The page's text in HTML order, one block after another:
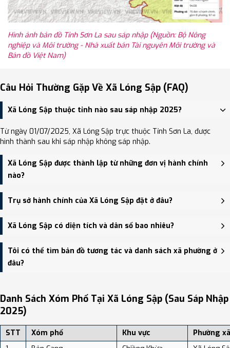
Hình ảnh bản đồ Tỉnh Sơn La sau sáp nhập (Nguồn: Bộ Nông
nghiệp và Môi trường - Nhà xuất bản Tài nguyên Môi trường và
Bản đồ Việt Nam)
Câu Hỏi Thường Gặp Về Xã Lóng Sập (FAQ)
Xã Lóng Sập thuộc tỉnh nào sau sáp nhập 2025?
Từ ngày 01/07/2025, Xã Lóng Sập trực thuộc Tỉnh Sơn La, được
hình thành sau khi sáp nhập không sáp nhập.
Xã Lóng Sập được thành lập từ những đơn vị hành chính
nào?
Xã Lóng Sập được thành lập trên cơ sở sáp nhập Xã Chiềng Khừa,
Xã Lóng Sập.
Trụ sở hành chính của Xã Lóng Sập đặt ở đâu?
Trụ sở hành chính mới của Xã Lóng Sập đặt tại đang cập nhật -
trung tâm khu vực thuận tiện giao thông.
Xã Lóng Sập có diện tích và dân số bao nhiêu?
Xã Lóng Sập có Diện tích: 211.30 km², Dân số: 9,629 người, Mật độ
dân số: Khoảng 45.57 người/km²
Tôi có thể tìm bản đồ tương tác và danh sách xã phường ở
đâu?
địa điểm tại: VReview.vn - Nền tảng review địa điểm, dịch vụ và du
lịch uy tín tại Việt Nam.
Danh Sách Xóm Phố Tại Xã Lóng Sập (sau Sáp Nhập
2025)
STT Xóm phố Khu vực
Phường xã